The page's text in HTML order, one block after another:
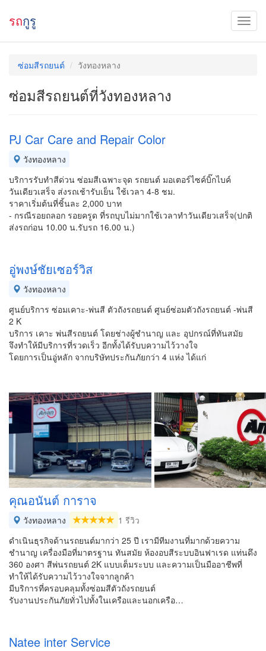
รถกูรู
ซ่อมสีรถยนต์ วังทองหลาง
ซ่อมสีรถยนต์ที่วังทองหลาง
PJ Car Care and Repair Color
วังทองหลาง
บริการรับทำสีด่วน ซ่อมสีเฉพาะจุด รถยนต์ มอเตอร์ไซค์บิ๊กไบค์
วันเดียวเสร็จ ส่งรถเช้ารับเย็น ใช้เวลา 4-8 ชม.
ราคาเริ่มต้นที่ชิ้นละ 2,000 บาท
- กรณีรอยถลอก รอยครูด ที่รถบุบไม่มากใช้เวลาทำวันเดียวเสร็จ(ปกติ
ส่งรถก่อน 10.00 น.รับรถ 16.00 น.)
อู่พงษ์ชัยเซอร์วิส
วังทองหลาง
ศูนย์บริการ ซ่อมเคาะ-พ่นสี ตัวถังรถยนต์ ศูนย์ซ่อมตัวถังรถยนต์ -พ่นสี
2 K
บริการ เคาะ พ่นสีรถยนต์ โดยช่างผู้ชำนาญ และ อุปกรณ์ที่ทันสมัย
จึงทำให้มีบริการที่รวดเร็ว อีกทั้งได้รับบความไว้วางใจ
โดยการเป็นอู่หลัก จากบริษัทประกันภัยกว่า 4 แห่ง ได้แก่
คุณอนันต์ การาจ
วังทองหลาง
1 รีวิว
ดำเนินธุรกิจด้านรถยนต์มากว่า 25 ปี เรามีทีมงานที่มากด้วยความ
ชำนาญ เครื่องมือที่มาตรฐาน ทันสมัย ห้องอบสีระบบอินฟาเรด แท่นดึง
360 องศา สีพ่นรถยนต์ 2K แบบเต็มระบบ และความเป็นมืออาชีพที่
ทำให้ได้รับความไว้วางใจจากลูกค้า
มีบริการที่ครอบคลุมทั้งซ่อมสีตัวถังรถยนต์
รับงานประกันภัยทั่วไปทั้งในเครือและนอกเครือ…
Natee inter Service